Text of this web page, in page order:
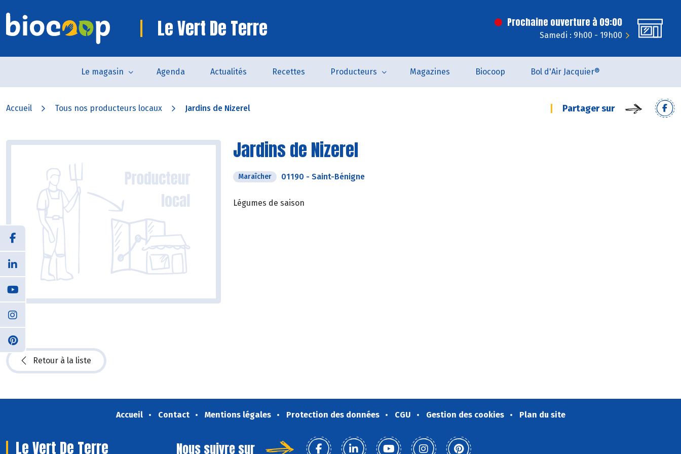
Le Vert De Terre Prochaine ouverture à 09:00
Samedi : 9h00 - 19h00
Le magasin Agenda Actualités Recettes Producteurs Magazines Biocoop Bol d'Air Jacquier®
Accueil Tous nos producteurs locaux Jardins de Nizerel Partager sur
Jardins de Nizerel
Maraîcher 01190 - Saint-Bénigne
Légumes de saison
Retour à la liste
Accueil Contact Mentions légales Protection des données CGU Gestion des cookies Plan du site
Le Vert De Terre Nous suivre sur